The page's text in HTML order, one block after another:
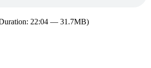
22:04 — 31.7MB)